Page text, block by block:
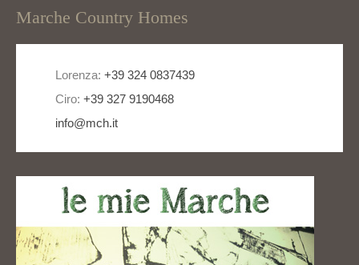
Marche Country Homes
Lorenza: +39 324 0837439
Ciro: +39 327 9190468
info@mch.it